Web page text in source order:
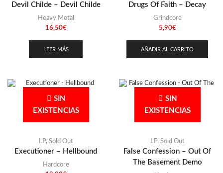
Devil Childe – Devil Childe
Heavy Metal
16,50€
LEER MÁS
Drugs Of Faith – Decay
Grindcore
5,90€
AÑADIR AL CARRITO
SIN
EXISTENCIAS
LP, Sold Out
Executioner – Hellbound
Hardcore
SIN
EXISTENCIAS
LP, Sold Out
False Confession – Out Of
The Basement Demo